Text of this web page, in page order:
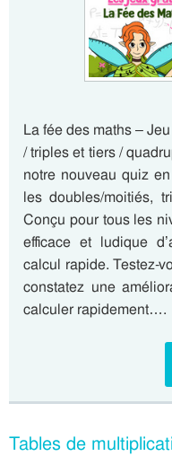
La fée des maths –
/ triples et tiers /
notre nouveau quiz
les doubles/moitiés,
Conçu pour tous les
efficace et ludique
calcul rapide. Testez-
constatez une
calculer rapidement….
Tables de